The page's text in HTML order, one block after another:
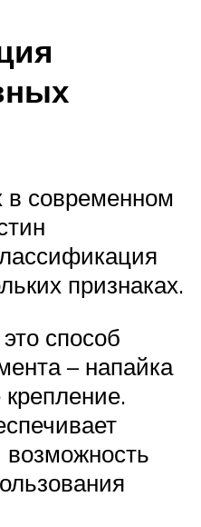
современном
признаках.
способ
– напайка